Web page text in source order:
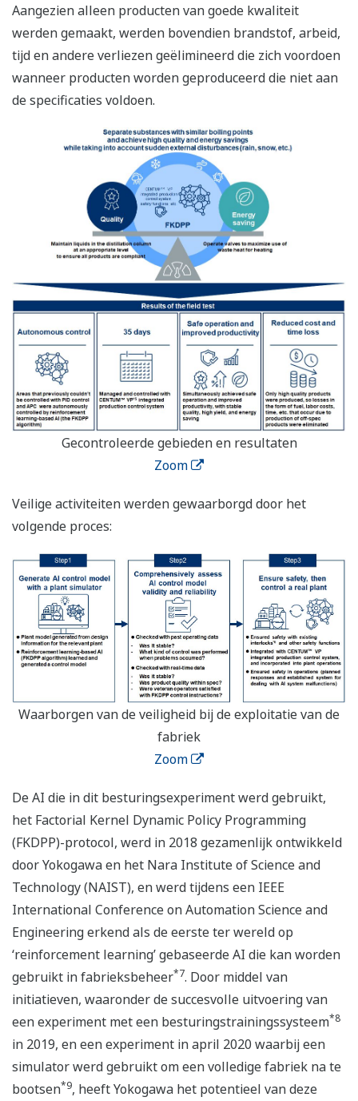
Aangezien alleen producten van goede kwaliteit
werden gemaakt, werden bovendien brandstof, arbeid,
tijd en andere verliezen geëlimineerd die zich voordoen
wanneer producten worden geproduceerd die niet aan
de specificaties voldoen.
Gecontroleerde gebieden en resultaten
Zoom
Veilige activiteiten werden gewaarborgd door het
volgende proces:
Waarborgen van de veiligheid bij de exploitatie van de
fabriek
Zoom
De AI die in dit besturingsexperiment werd gebruikt,
het Factorial Kernel Dynamic Policy Programming
(FKDPP)-protocol, werd in 2018 gezamenlijk ontwikkeld
door Yokogawa en het Nara Institute of Science and
Technology (NAIST), en werd tijdens een IEEE
International Conference on Automation Science and
Engineering erkend als de eerste ter wereld op
‘reinforcement learning’ gebaseerde AI die kan worden
gebruikt in fabrieksbeheer*7. Door middel van
initiatieven, waaronder de succesvolle uitvoering van
een experiment met een besturingstrainingssysteem*8
in 2019, en een experiment in april 2020 waarbij een
simulator werd gebruikt om een volledige fabriek na te
bootsen*9, heeft Yokogawa het potentieel van deze